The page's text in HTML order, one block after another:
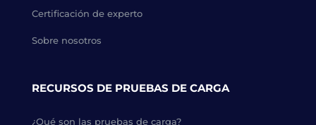
Certificación de experto
Sobre nosotros
RECURSOS DE PRUEBAS DE CARGA
¿Qué son las pruebas de carga?